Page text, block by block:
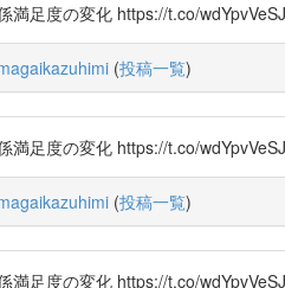
満足度の変化 https://t.co/
(投稿一覧)
満足度の変化 https://t.co/
(投稿一覧)
満足度の変化 https://t.co/